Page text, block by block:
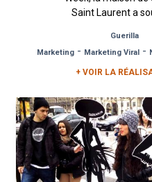
Saint Laurent a
esthétique voire
trois visuels clés
nouvelle...
Guerilla
Marketing - Marketing Viral -
+ VOIR LA